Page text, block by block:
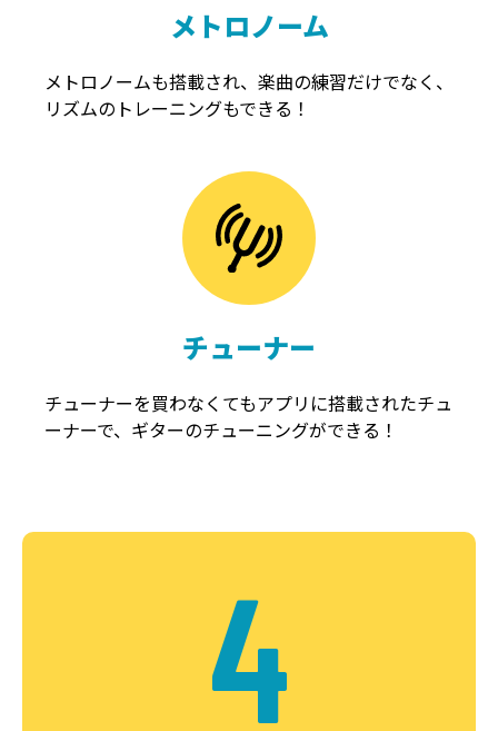
メトロノーム
メトロノームも搭載され、楽曲の練習だけでなく、
リズムのトレーニングもできる！
チューナー
チューナーを買わなくてもアプリに搭載されたチュ
ーナーで、ギターのチューニングができる！
4